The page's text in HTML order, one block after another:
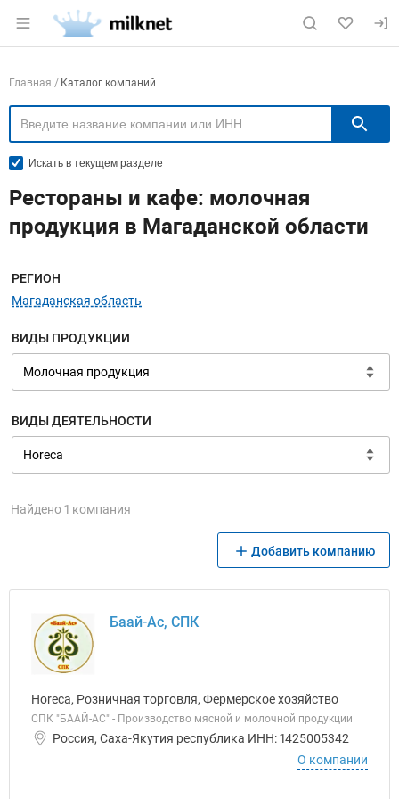
Раздел навигации по сайту milknet.ru
Навигация по компаниям
Главная Каталог компаний
Искать в текущем разделе
Рестораны и кафе: молочная
продукция в Магаданской области
Меню навигации
РЕГИОН
Магаданская область
ВИДЫ ПРОДУКЦИИ
ВИДЫ ДЕЯТЕЛЬНОСТИ
Найдено 1 компания
Добавить компанию
Баай-Ас, СПК
Horeca, Розничная торговля, Фермерское хозяйство
СПК "БААЙ-АС" - Производство мясной и молочной продукции
Россия, Саха-Якутия республика ИНН: 1425005342
О компании